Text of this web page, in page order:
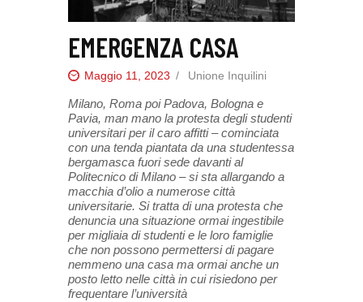
TG CUB
INTERNAZIONALE
RASSEGNA STAMPA
EMERGENZA CASA
Maggio 11, 2023 Unione Inquilini
Milano, Roma poi Padova, Bologna e
Pavia, man mano la protesta degli studenti
universitari per il caro affitti – cominciata
con una tenda piantata da una studentessa
bergamasca fuori sede davanti al
Politecnico di Milano – si sta allargando a
macchia d’olio a numerose città
universitarie. Si tratta di una protesta che
denuncia una situazione ormai ingestibile
per migliaia di studenti e le loro famiglie
che non possono permettersi di pagare
nemmeno una casa ma ormai anche un
posto letto nelle città in cui risiedono per
frequentare l’università